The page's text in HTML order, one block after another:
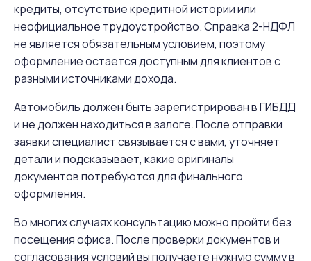
кредиты, отсутствие кредитной истории или
неофициальное трудоустройство. Справка 2-НДФЛ
не является обязательным условием, поэтому
оформление остается доступным для клиентов с
разными источниками дохода.
Автомобиль должен быть зарегистрирован в ГИБДД
и не должен находиться в залоге. После отправки
заявки специалист связывается с вами, уточняет
детали и подсказывает, какие оригиналы
документов потребуются для финального
оформления.
Во многих случаях консультацию можно пройти без
посещения офиса. После проверки документов и
согласования условий вы получаете нужную сумму в